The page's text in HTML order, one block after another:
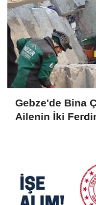
Gebze'de Bina
Ailenin İki